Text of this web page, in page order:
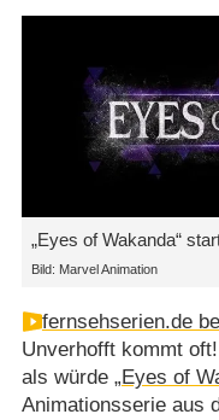
„Eyes of Wakanda“
Bild: Marvel Animation
fernsehserien.de
Unverhofft kommt
als würde „Eyes of
Animationsserie aus